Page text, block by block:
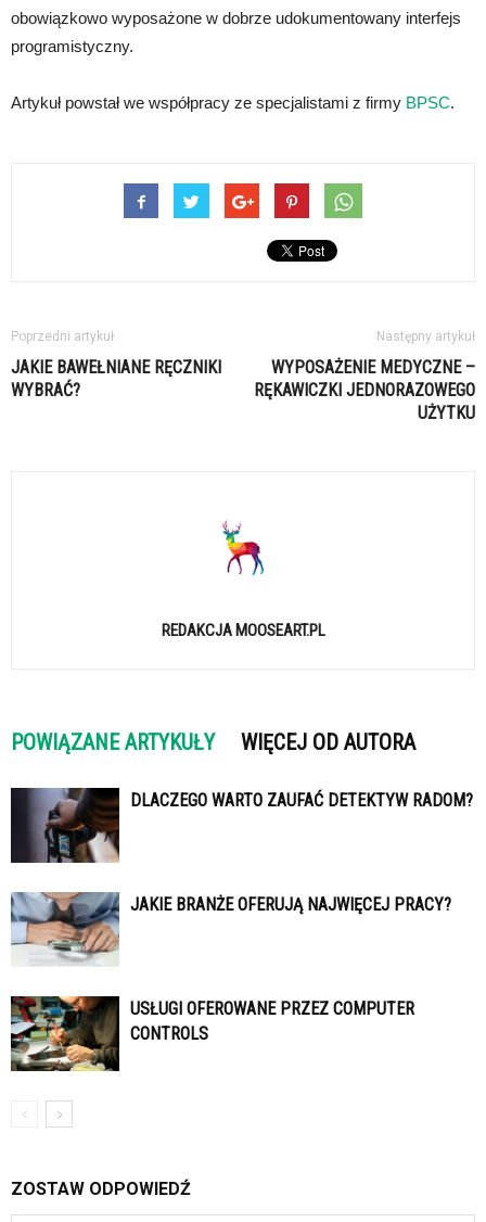
obowiązkowo wyposażone w dobrze udokumentowany interfejs
programistyczny.
Artykuł powstał we współpracy ze specjalistami z firmy BPSC.
Poprzedni artykuł
JAKIE BAWEŁNIANE RĘCZNIKI
WYBRAĆ?
Następny artykuł
WYPOSAŻENIE MEDYCZNE –
RĘKAWICZKI JEDNORAZOWEGO
UŻYTKU
REDAKCJA MOOSEART.PL
POWIĄZANE ARTYKUŁY WIĘCEJ OD AUTORA
DLACZEGO WARTO ZAUFAĆ DETEKTYW RADOM?
JAKIE BRANŻE OFERUJĄ NAJWIĘCEJ PRACY?
USŁUGI OFEROWANE PRZEZ COMPUTER
CONTROLS
ZOSTAW ODPOWIEDŹ